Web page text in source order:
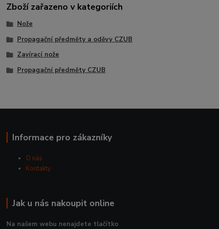
Zboží zařazeno v kategoriích
Nože
Propagační předměty a oděvy CZUB
Zavírací nože
Propagační předměty CZUB
Informace pro zákazníky
O nás
Kontakty
Jak u nás nakoupit online
Na našem webu nenajdete tlačítko